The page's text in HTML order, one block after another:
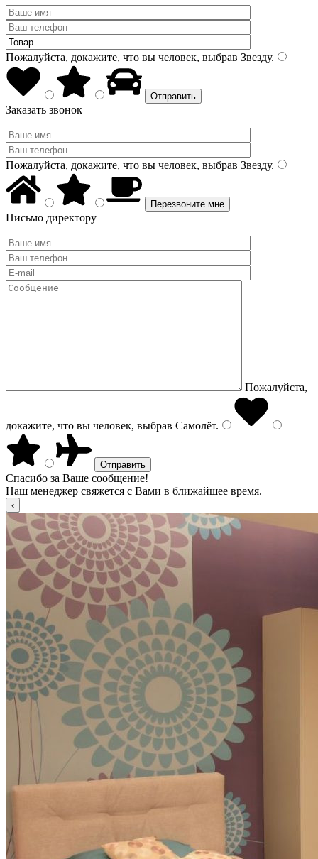
Пожалуйста, докажите, что вы человек, выбрав Звезду.
Заказать звонок
Пожалуйста, докажите, что вы человек, выбрав Звезду.
Письмо директору
Пожалуйста,
докажите, что вы человек, выбрав Самолёт.
Спасибо за Ваше сообщение!
Наш менеджер свяжется с Вами в ближайшее время.